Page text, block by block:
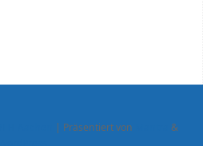
| Präsentiert von
&